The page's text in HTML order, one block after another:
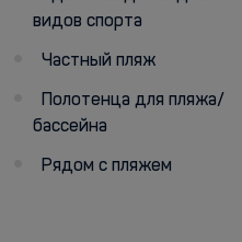
видов спорта
Частный пляж
Полотенца для пляжа/
бассейна
Рядом с пляжем